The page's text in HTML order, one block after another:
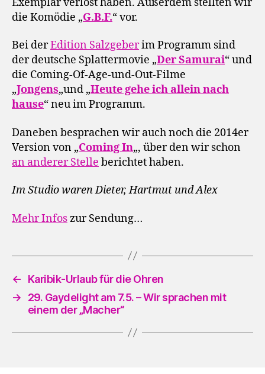
die Komödie „G.B.F.“ vor.
Bei derEdition Salzgeberim Programm sind
der deutsche Splattermovie „Der Samurai“ und
die Coming-Of-Age-und-Out-Filme
„Jongens„und „Heute gehe ich allein nach
hause“ neu im Programm.
Daneben besprachen wir auch noch die 2014er
Version von „Coming In„, über den wir schon
an anderer Stelle berichtet haben.
Im Studio waren Dieter, Hartmut und Alex
Mehr Infoszur Sendung…
←
Karibik-Urlaub für die Ohren
→
29. Gaydelight am 7.5. – Wir sprachen mit
einem der „Macher“